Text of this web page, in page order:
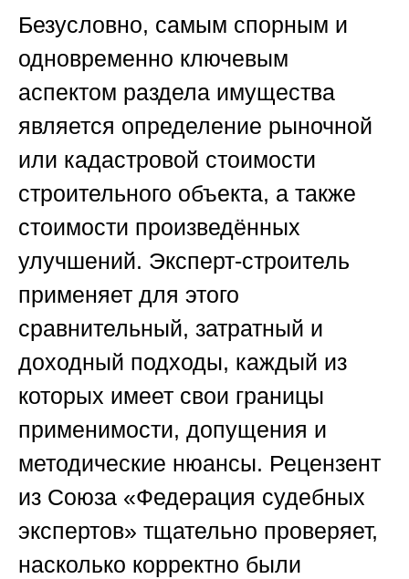
Безусловно, самым спорным и
одновременно ключевым
аспектом раздела имущества
является определение рыночной
или кадастровой стоимости
строительного объекта, а также
стоимости произведённых
улучшений. Эксперт-строитель
применяет для этого
сравнительный, затратный и
доходный подходы, каждый из
которых имеет свои границы
применимости, допущения и
методические нюансы. Рецензент
из Союза «Федерация судебных
экспертов» тщательно проверяет,
насколько корректно были